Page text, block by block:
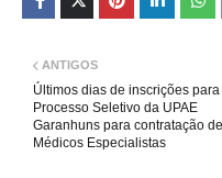
ANTIGOS
Últimos dias de inscrições para
Processo Seletivo da UPAE
Garanhuns para contratação de
Médicos Especialistas